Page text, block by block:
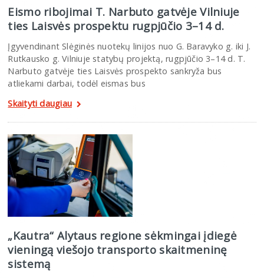
Eismo ribojimai T. Narbuto gatvėje Vilniuje
ties Laisvės prospektu rugpjūčio 3–14 d.
Įgyvendinant Slėginės nuotekų linijos nuo G. Baravyko g. iki J.
Rutkausko g. Vilniuje statybų projektą, rugpjūčio 3–14 d. T.
Narbuto gatvėje ties Laisvės prospekto sankryža bus
atliekami darbai, todėl eismas bus
Skaityti daugiau
„Kautra“ Alytaus regione sėkmingai įdiegė
vieningą viešojo transporto skaitmeninę
sistemą